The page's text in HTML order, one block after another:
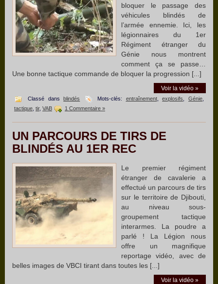
bloquer le passage des
véhicules blindés de
l’armée ennemie. Ici, les
légionnaires du 1er
Régiment étranger du
Génie nous montrent
comment ça se passe…
Une bonne tactique commande de bloquer la progression [...]
Voir la vidéo »
Classé dansblindés Mots-clés: entraînement,explosifs Génie
tactique tir, VAB 1 Commentaire »
UN PARCOURS DE TIRS DE
BLINDÉS AU 1ER REC
Le premier régiment
étranger de cavalerie a
effectué un parcours de tirs
sur le territoire de Djibouti,
au niveau sous-
groupement tactique
interarmes. La poudre a
parlé ! La Légion nous
offre un magnifique
reportage vidéo, avec de
belles images de VBCI tirant dans toutes les [...]
Voir la vidéo »